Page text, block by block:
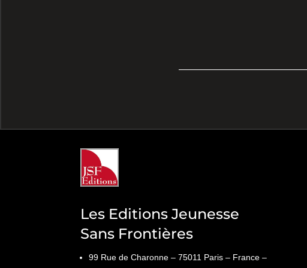
Les Editions Jeunesse
Sans Frontières
99 Rue de Charonne – 75011 Paris – France –